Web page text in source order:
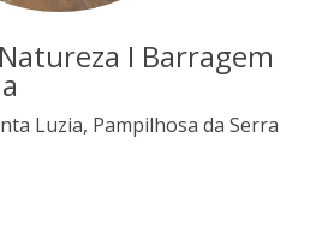
I Barragem
Luzia, Pampilhosa da Serra